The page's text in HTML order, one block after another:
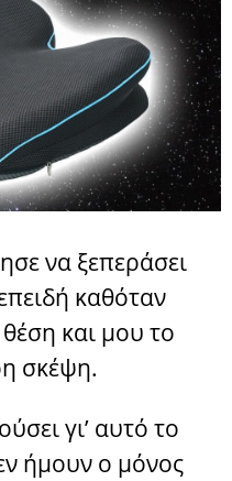
να ξεπεράσει
καθόταν
και μου το
σκέψη.
γι’ αυτό το
ήμουν ο μόνος